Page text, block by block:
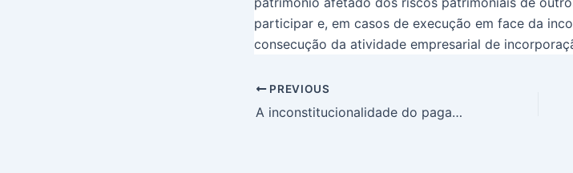
participar e, em casos de execução em face da
consecução da atividade empresarial de
PREVIOUS
A inconstitucionalidade do pagamento em dobro das férias quitadas em atraso